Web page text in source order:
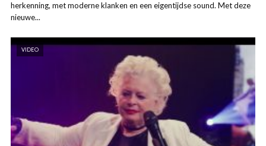
herkenning, met moderne klanken en een eigentijdse sound. Met deze
nieuwe...
VIDEO